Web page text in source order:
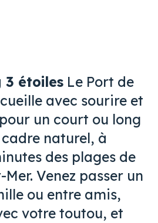
3 étoiles Le Port de
avec sourire et
un court ou long
naturel, à
des plages de
Venez passer un
ou entre amis,
votre toutou, et